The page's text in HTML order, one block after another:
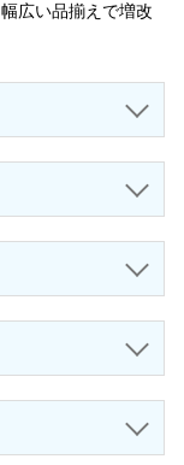
広い品揃えで増改